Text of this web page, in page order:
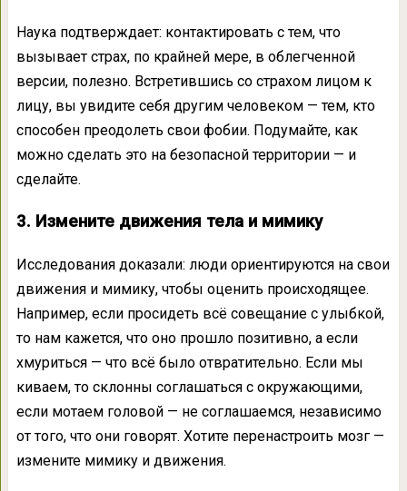
Наука подтверждает: контактировать с тем, что
вызывает страх, по крайней мере, в облегченной
версии, полезно. Встретившись со страхом лицом к
лицу, вы увидите себя другим человеком — тем, кто
способен преодолеть свои фобии. Подумайте, как
можно сделать это на безопасной территории — и
сделайте.
3. Измените движения тела и мимику
Исследования доказали: люди ориентируются на свои
движения и мимику, чтобы оценить происходящее.
Например, если просидеть всё совещание с улыбкой,
то нам кажется, что оно прошло позитивно, а если
хмуриться — что всё было отвратительно. Если мы
киваем, то склонны соглашаться с окружающими,
если мотаем головой — не соглашаемся, независимо
от того, что они говорят. Хотите перенастроить мозг —
измените мимику и движения.